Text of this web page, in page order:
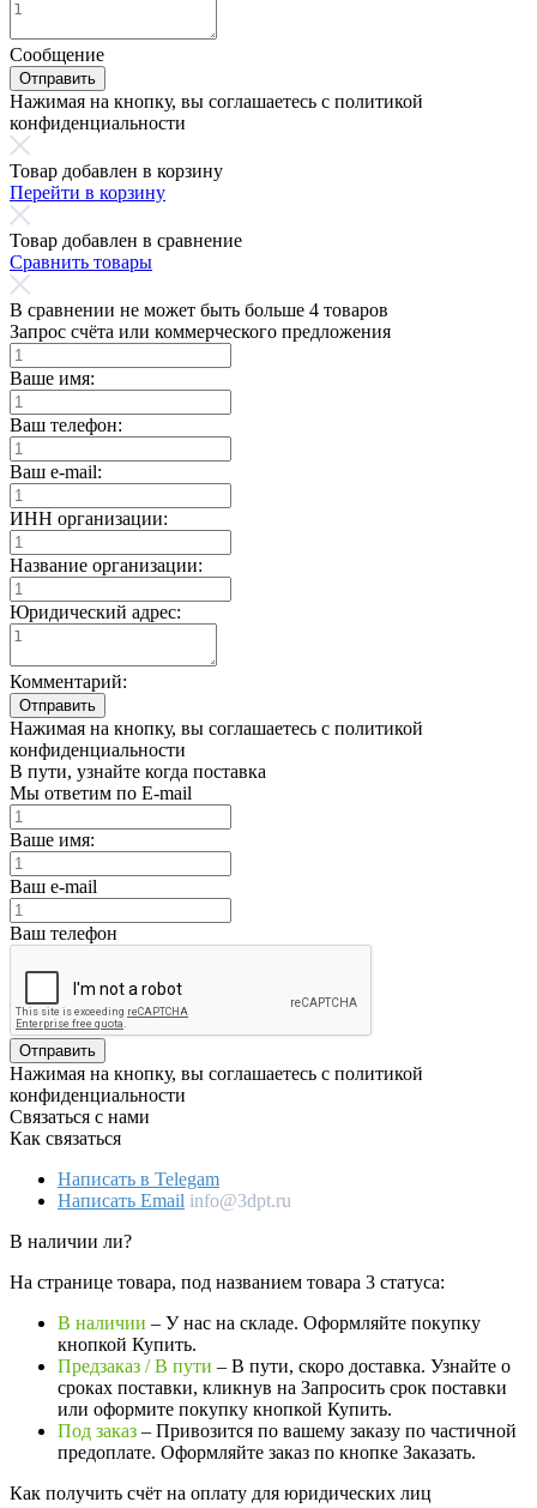
Сообщение
Отправить
Нажимая на кнопку, вы соглашаетесь с политикой
конфиденциальности
Товар добавлен в корзину
Перейти в корзину
Товар добавлен в сравнение
Сравнить товары
В сравнении не может быть больше 4 товаров
Запрос счёта или коммерческого предложения
Ваше имя:
Ваш телефон:
Ваш e-mail:
ИНН организации:
Название организации:
Юридический адрес:
Комментарий:
Отправить
Нажимая на кнопку, вы соглашаетесь с политикой
конфиденциальности
В пути, узнайте когда поставка
Мы ответим по E-mail
Ваше имя:
Ваш e-mail
Ваш телефон
Отправить
Нажимая на кнопку, вы соглашаетесь с политикой
конфиденциальности
Связаться с нами
Как связаться
Написать в Telegam
Написать Email info@3dpt.ru
В наличии ли?
На странице товара, под названием товара 3 статуса:
В наличии – У нас на складе. Оформляйте покупку
кнопкой Купить.
Предзаказ / В пути – В пути, скоро доставка. Узнайте о
сроках поставки, кликнув на Запросить cрок поставки
или оформите покупку кнопкой Купить.
Под заказ – Привозится по вашему заказу по частичной
предоплате. Оформляйте заказ по кнопке Заказать.
Как получить счёт на оплату для юридических лиц